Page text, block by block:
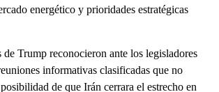
energético y prioridades estratégicas
Trump reconocieron ante los legisladores
informativas clasificadas que no
de que Irán cerrara el estrecho en